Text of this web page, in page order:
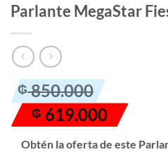
Parlante MegaStar
₲850.000
El
precio
original
era:
₲ 619.000
El
precio
actual
es:
Obtén la oferta de este